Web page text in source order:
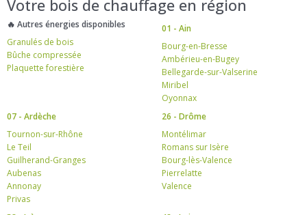
Votre bois de chauffage en région
🔥 Autres énergies disponibles
Granulés de bois
Bûche compressée
Plaquette forestière
01 - Ain
Bourg-en-Bresse
Ambérieu-en-Bugey
Bellegarde-sur-Valserine
Miribel
Oyonnax
07 - Ardèche
Tournon-sur-Rhône
Le Teil
Guilherand-Granges
Aubenas
Annonay
Privas
26 - Drôme
Montélimar
Romans sur Isère
Bourg-lès-Valence
Pierrelatte
Valence